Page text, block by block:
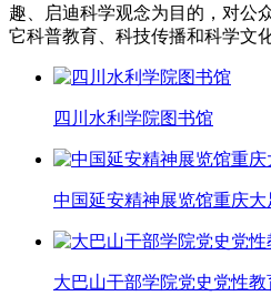
趣、启迪科学观念为目的，对公
它科普教育、科技传播和科学文
四川水利学院图书馆
中国延安精神展览馆重庆大
大巴山干部学院党史党性教